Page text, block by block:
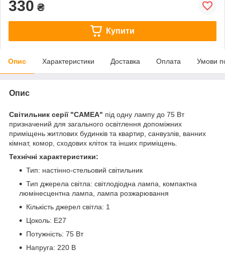
330 ₴
Купити
Опис Характеристики Доставка Оплата Умови
Опис
Світильник серії "CAMEA" під одну лампу до 75 Вт
призначений для загального освітлення допоміжних
приміщень житлових будинків та квартир, санвузлів, ванних
кімнат, комор, сходових кліток та інших приміщень.
Технічні характеристики:
Тип: настінно-стельовий світильник
Тип джерела світла: світлодіодна лампа, компактна
люмінесцентна лампа, лампа розжарювання
Кількість джерел світла: 1
Цоколь: E27
Потужність: 75 Вт
Напруга: 220 В